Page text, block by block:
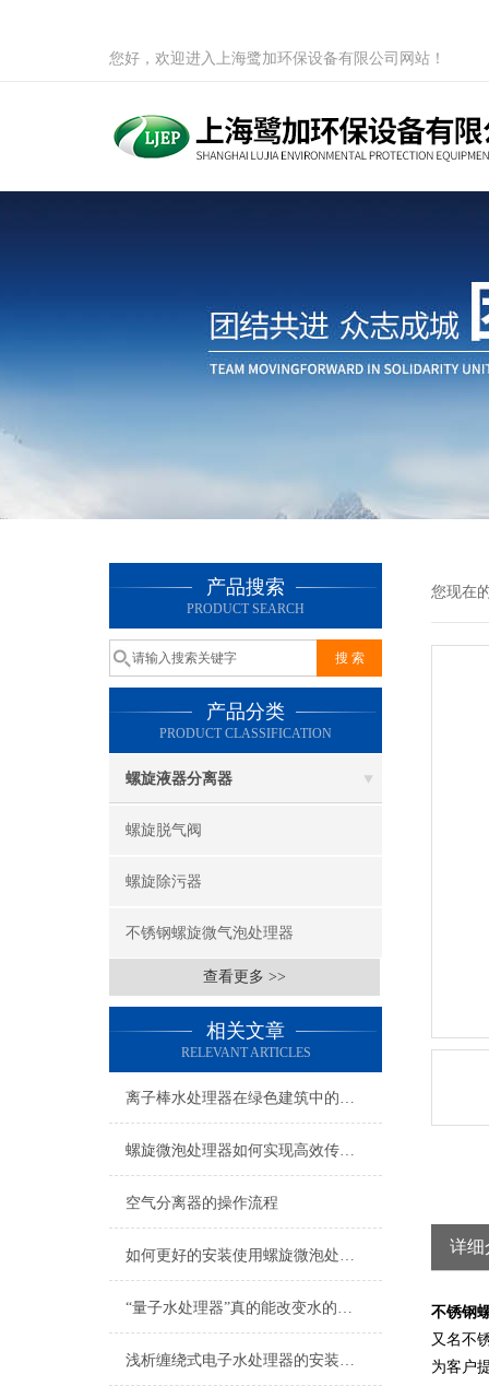
您好，欢迎进入上海鹭加环保设备有限公司网站！
产品搜索
PRODUCT SEARCH
产品分类
PRODUCT CLASSIFICATION
螺旋液器分离器
螺旋脱气阀
螺旋除污器
不锈钢螺旋微气泡处理器
查看更多 >>
相关文章
RELEVANT ARTICLES
离子棒水处理器在绿色建筑中的推广价值
螺旋微泡处理器如何实现高效传质与反应加速？
空气分离器的操作流程
如何更好的安装使用螺旋微泡处理器
“量子水处理器”真的能改变水的性质吗？科学原理深度解析
浅析缠绕式电子水处理器的安装位置
您现在
详细
不锈钢
又名不
为客户